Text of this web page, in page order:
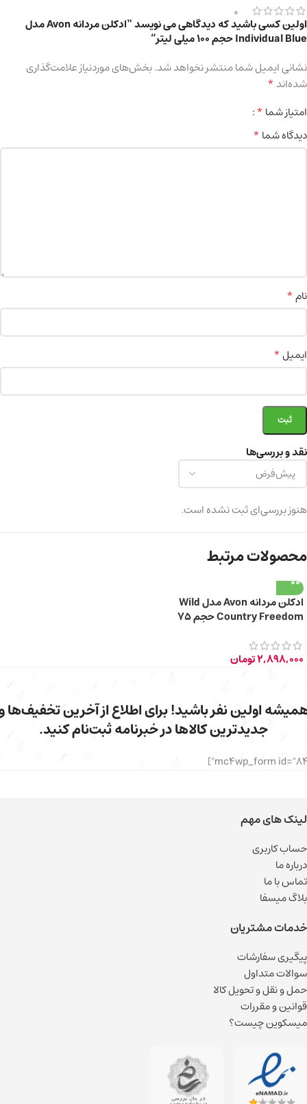
0
نقد و بررسی‌ها
هنوز بررسی‌ای ثبت نشده است.
اولین کسی باشید که دیدگاهی می نویسد “ادکلن مردانه Avon مدل
Individual Blue حجم 100 میلی لیتر”
نشانی ایمیل شما منتشر نخواهد شد.بخش‌های موردنیاز علامت‌گذاری
شده‌اند*
امتیاز شما*
دیدگاه شما*
نام*
ایمیل*
محصولات مرتبط
ادکلن مردانه Avon مدل Wild
Country Freedom حجم 75
2,898,000تومان
اولین نفر باشید! برای اطلاع از آخرین تخفیف‌ها
جدیدترین کالاها در خبرنامه ثبت‌نام کنید.
لینک های مهم
حساب کاربری
درباره ما
تماس با ما
بلاگ میسفا
خدمات مشتریان
پیگیری سفارشات
سوالات متداول
حمل و نقل و تحویل کالا
قوانین و مقررات
میسکوین چیست؟